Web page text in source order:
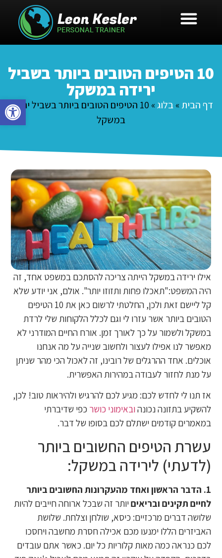
פתח
10 הטיפים הטובים ביותר בשביל
ירידה במשקל
דף הבית»בלוג»
10 הטיפים הטובים ביותר בשביל ירידה
במשקל
אילו ירידה במשקל הייתה צריכה להסתכם במשפט אחד, זה
היה המשפט:"תאכלו פחות ותזוזו יותר". אולם, אני יודע שלא
קל ליישם זאת ולכן, החלטתי לרשום כאן את 10 הטיפים
הטובים ביותר אשר עזרו לי וגם לכלל הלקוחות שלי לרדת
במשקל ולשמור על כך לאורך זמן. אורח החיים המודרני לא
מאפשר לנו אפילו לעצור ולחשוב שנייה על מה אנחנו
אוכלים. אחד ההרגלים של רובינו, זה לאכול הכי מהר שניתן
על מנת לחזור לעבודה במהירות האפשרית.
אז תנו לי לחדש לכם: מגיע לכם להרגיש ולהיראות טוב! לכן,
להשקיע בתזונה נכונהובאימוני כושר כפי שדיברתי
במאמרים קודמים ישתלם לכם בסופו של דבר.
עשרת הטיפים החשובים ביותר
(לדעתי) לירידה במשקל:
1. הדבר הראשון ואחד מהעקרונות החשובים ביותר
לחיים תקינים ובריאיםיותר זה שבכל ארוחה חייבים להיות
שלושה דברים מרכזיים: כיסא, שולחן וצלחת. שלושת
האביזרים הללו ימנעו מכם אכילה חסרת מחשבה ויחסכו
לכם כנראה כמה מאות קלוריות כל יום. כאשר אתם עובדים